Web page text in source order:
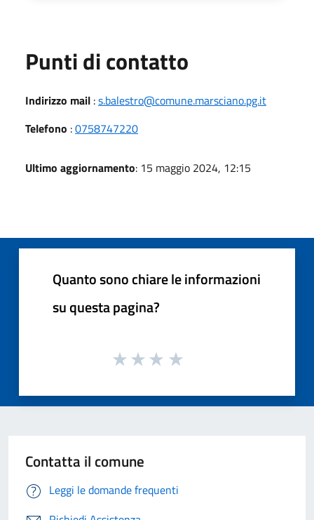
Punti di contatto
Indirizzo mail :s.balestro@comune.marsciano.pg.it
Telefono :0758747220
Ultimo aggiornamento: 15 maggio 2024, 12:15
Quanto sono chiare le informazioni
su questa pagina?
Contatta il comune
Leggi le domande frequenti